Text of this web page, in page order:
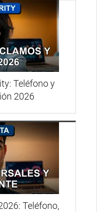
Teléfono y
2026
Teléfono,